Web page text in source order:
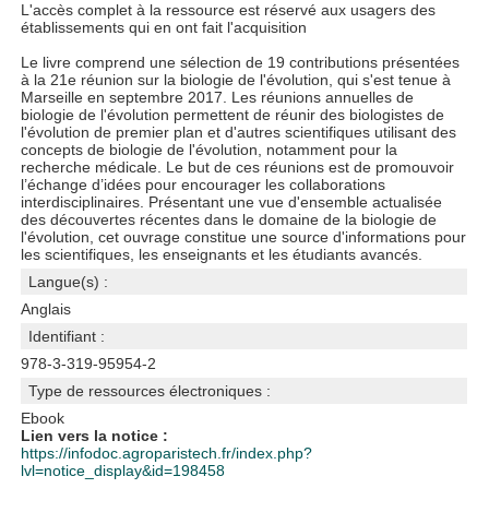
L'accès complet à la ressource est réservé aux usagers des
établissements qui en ont fait l'acquisition
Le livre comprend une sélection de 19 contributions présentées
à la 21e réunion sur la biologie de l'évolution, qui s'est tenue à
Marseille en septembre 2017. Les réunions annuelles de
biologie de l'évolution permettent de réunir des biologistes de
l'évolution de premier plan et d'autres scientifiques utilisant des
concepts de biologie de l'évolution, notamment pour la
recherche médicale. Le but de ces réunions est de promouvoir
l’échange d’idées pour encourager les collaborations
interdisciplinaires. Présentant une vue d'ensemble actualisée
des découvertes récentes dans le domaine de la biologie de
l'évolution, cet ouvrage constitue une source d'informations pour
les scientifiques, les enseignants et les étudiants avancés.
Langue(s) :
Anglais
Identifiant :
978-3-319-95954-2
Type de ressources électroniques :
Ebook
Lien vers la notice :
https://infodoc.agroparistech.fr/index.php?
lvl=notice_display&id=198458